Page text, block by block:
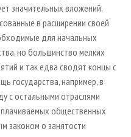
значительных вложений.
в расширении своей
для начальных
но большинство мелких
и так едва сводят концы с
государства, например, в
с остальными отраслями
общественных
законом о занятости